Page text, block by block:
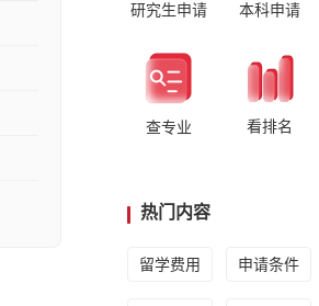
研究生申请 本科申请
查专业 看排名
热门内容
留学费用 申请条件